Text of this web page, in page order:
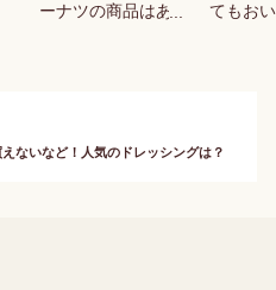
ーナツの商品はあり
てもお
ないなど！人気のドレッシングは？